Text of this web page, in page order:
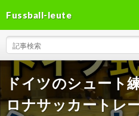
Fussball-leute
ドイツのシュート
ロナサッカートレ